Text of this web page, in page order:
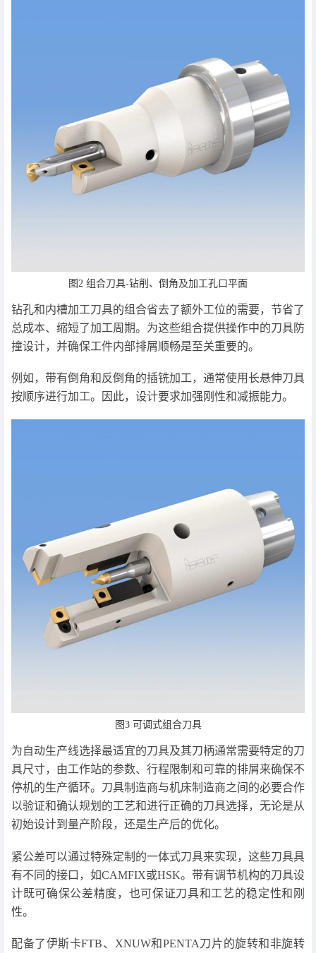
图2 组合刀具-钻削、倒角及加工孔口平面
钻孔和内槽加工刀具的组合省去了额外工位的需要，节省了
总成本、缩短了加工周期。为这些组合提供操作中的刀具防
撞设计，并确保工件内部排屑顺畅是至关重要的。
例如，带有倒角和反倒角的插铣加工，通常使用长悬伸刀具
按顺序进行加工。因此，设计要求加强刚性和减振能力。
图3 可调式组合刀具
为自动生产线选择最适宜的刀具及其刀柄通常需要特定的刀
具尺寸，由工作站的参数、行程限制和可靠的排屑来确保不
停机的生产循环。刀具制造商与机床制造商之间的必要合作
以验证和确认规划的工艺和进行正确的刀具选择，无论是从
初始设计到量产阶段，还是生产后的优化。
紧公差可以通过特殊定制的一体式刀具来实现，这些刀具具
有不同的接口，如CAMFIX或HSK。带有调节机构的刀具设
计既可确保公差精度，也可保证刀具和工艺的稳定性和刚
性。
配备了伊斯卡FTB、XNUW和PENTA刀片的旋转和非旋转